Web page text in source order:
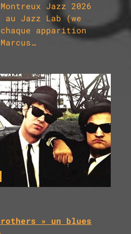
Jazz 2026
Jazz Lab (we
apparition
» un blues